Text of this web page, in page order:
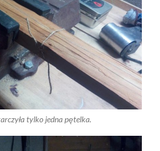
tylko jedna pętelka.